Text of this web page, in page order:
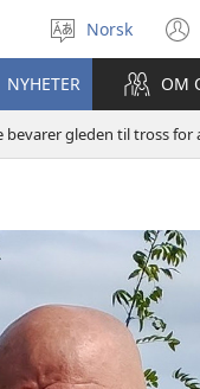
Velg
språk
Norsk
NYHETER OM
bevarer gleden til tross